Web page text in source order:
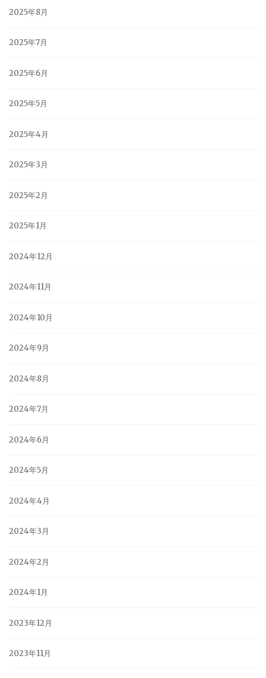
2025年8月
2025年7月
2025年6月
2025年5月
2025年4月
2025年3月
2025年2月
2025年1月
2024年12月
2024年11月
2024年10月
2024年9月
2024年8月
2024年7月
2024年6月
2024年5月
2024年4月
2024年3月
2024年2月
2024年1月
2023年12月
2023年11月